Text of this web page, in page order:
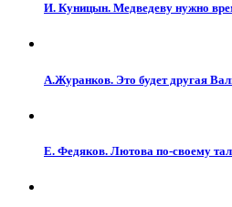
И. Куницын. Медведеву нужно
А.Журанков. Это будет другая
Е. Федяков. Лютова по-своему